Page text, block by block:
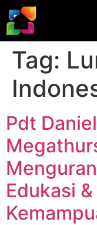
Tag:
Pdt
Edukasi